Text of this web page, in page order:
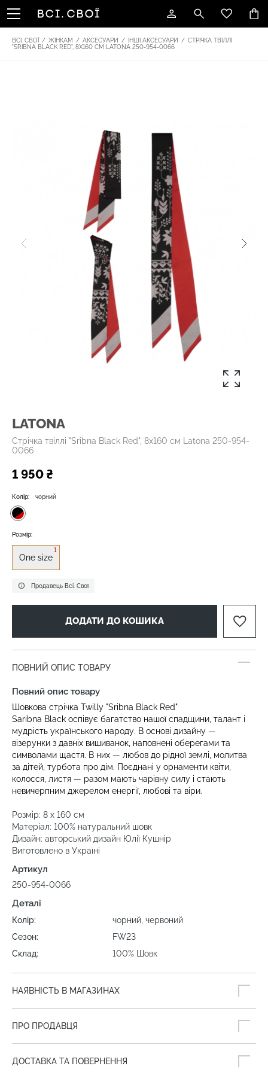
ВСІ. СВОЇ / ЖІНКАМ / АКСЕСУАРИ / ІНШІ АКСЕСУАРИ / СТРІЧКА ТВІЛЛІ
"SRIBNA BLACK RED", 8Х160 СМ LATONA 250-954-0066
LATONA
Стрічка твіллі "Sribna Black Red", 8х160 см Latona 250-954-
0066
1 950 ₴
Продавець Всі. Свої
Колір: чорний
Розмір:
One size
1
ДОДАТИ ДО КОШИКА
ПОВНИЙ ОПИС ТОВАРУ
Повний опис товару
Шовкова стрічка Twilly "Sribna Black Red"
Saribna Black оспівує багатство нашої спадщини, талант і
мудрість українського народу. В основі дизайну —
візерунки з давніх вишиванок, наповнені оберегами та
символами щастя. В них — любов до рідної землі, молитва
за дітей, турбота про дім. Поєднані у орнаменти квіти,
колосся, листя — разом мають чарівну силу і стають
невичерпним джерелом енергії, любові та віри.
Розмір: 8 х 160 см
Матеріал: 100% натуральний шовк
Дизайн: авторський дизайн Юлії Кушнір
Виготовлено в Україні
Артикул
250-954-0066
Деталі
Колір:
чорний, червоний
Сезон:
FW23
Склад:
100% Шовк
НАЯВНІСТЬ В МАГАЗИНАХ
ПРО ПРОДАВЦЯ
ДОСТАВКА ТА ПОВЕРНЕННЯ